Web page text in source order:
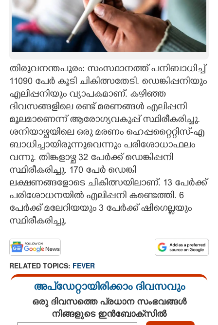
INFO+
ART
ASTRO
CARTOONS
LITERATURE
ZOOM
CONTACT US
തിരുവനന്തപുരം: സംസ്ഥാനത്ത് പനിബാധിച്ച്
11090 പേർ കൂടി ചികിത്സതേടി. ഡെങ്കിപ്പനിയും
എലിപ്പനിയും വ്യാപകമാണ്. കഴിഞ്ഞ
ദിവസങ്ങളിലെ രണ്ട് മരണങ്ങൾ എലിപ്പനി
മൂലമാണെന്ന് ആരോഗ്യവകുപ്പ് സ്ഥിരീകരിച്ചു.
ശനിയാഴ്ചയിലെ ഒരു മരണം ഹെപ്പറ്റൈറ്റിസ്-എ
ബാധിച്ചായിരുന്നുവെന്നും പരിശോധാഫലം
വന്നു. തിങ്കളാഴ്ച 32 പേർക്ക് ഡെങ്കിപ്പനി
സ്ഥിരീകരിച്ചു. 170 പേർ ഡെങ്കി
ലക്ഷണങ്ങളോടെ ചികിത്സയിലാണ്. 13 പേർക്ക്
പരിശോധനയിൽ എലിപ്പനി കണ്ടെത്തി. 6
പേർക്ക് മലേറിയയും 3 പേർക്ക് ഷിഗെല്ലയും
സ്ഥിരീകരിച്ചു.
RELATED TOPICS: FEVER
അപ്ഡേറ്റായിരിക്കാം ദിവസവും
ഒരു ദിവസത്തെ പ്രധാന സംഭവങ്ങൾ
നിങ്ങളുടെ ഇൻബോക്സിൽ